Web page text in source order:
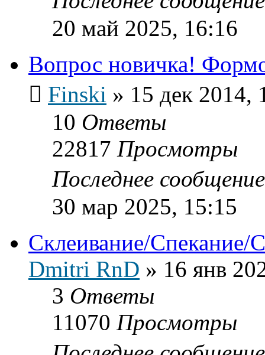
20 май 2025, 16:16
Вопрос новичка!
Finski » 15 дек 2014,
10 Ответы
22817 Просмотры
Последнее
30 мар 2025, 15:15
Склеивание/Спекание/
Dmitri RnD » 16 янв
3 Ответы
11070 Просмотры